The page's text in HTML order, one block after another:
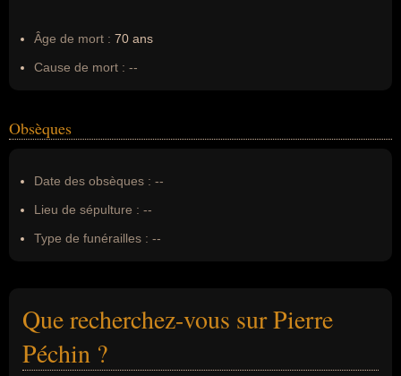
Âge de mort : 70 ans
Cause de mort : --
Obsèques
Date des obsèques : --
Lieu de sépulture : --
Type de funérailles : --
Que recherchez-vous sur Pierre
Péchin ?